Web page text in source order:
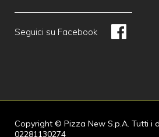
Seguici su Facebook
Copyright © Pizza New S.p.A. Tutti i
02281130274